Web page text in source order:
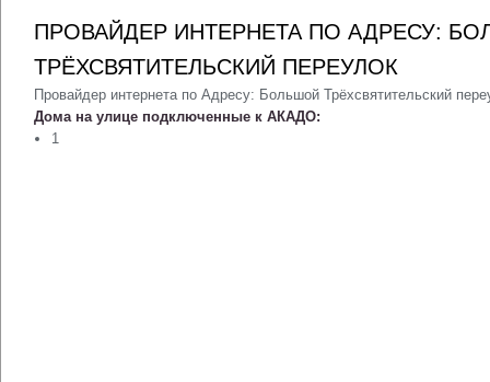
ПРОВАЙДЕР ИНТЕРНЕТА ПО АДРЕСУ:
ТРЁХСВЯТИТЕЛЬСКИЙ ПЕРЕУЛОК
Провайдер интернета по Адресу: Большой Трёхсвятительский
Дома на улице подключенные к АКАДО:
1